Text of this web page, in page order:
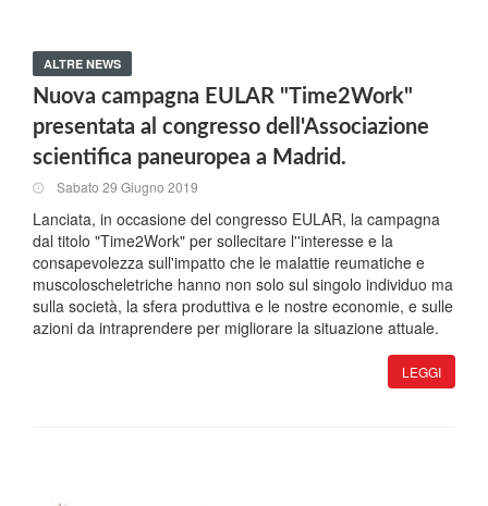
ALTRE NEWS
Nuova campagna EULAR "Time2Work"
presentata al congresso dell'Associazione
scientifica paneuropea a Madrid.
Sabato 29 Giugno 2019
Lanciata, in occasione del congresso EULAR, la campagna
dal titolo "Time2Work" per sollecitare l''interesse e la
consapevolezza sull'impatto che le malattie reumatiche e
muscoloscheletriche hanno non solo sul singolo individuo ma
sulla società, la sfera produttiva e le nostre economie, e sulle
azioni da intraprendere per migliorare la situazione attuale.
LEGGI